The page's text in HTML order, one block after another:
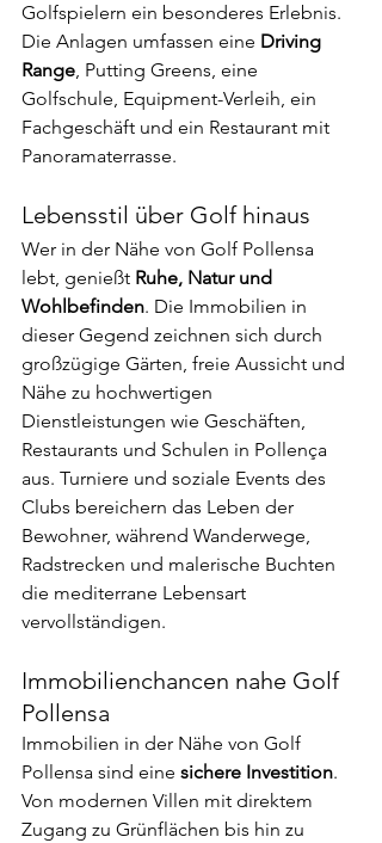
Golfspielern ein besonderes Erlebnis.
Die Anlagen umfassen eine Driving
Range, Putting Greens, eine
Golfschule, Equipment-Verleih, ein
Fachgeschäft und ein Restaurant mit
Panoramaterrasse.
Lebensstil über Golf hinaus
Wer in der Nähe von Golf Pollensa
lebt, genießt Ruhe, Natur und
Wohlbefinden. Die Immobilien in
dieser Gegend zeichnen sich durch
großzügige Gärten, freie Aussicht und
Nähe zu hochwertigen
Dienstleistungen wie Geschäften,
Restaurants und Schulen in Pollença
aus. Turniere und soziale Events des
Clubs bereichern das Leben der
Bewohner, während Wanderwege,
Radstrecken und malerische Buchten
die mediterrane Lebensart
vervollständigen.
Immobilienchancen nahe Golf
Pollensa
Immobilien in der Nähe von Golf
Pollensa sind eine sichere Investition.
Von modernen Villen mit direktem
Zugang zu Grünflächen bis hin zu